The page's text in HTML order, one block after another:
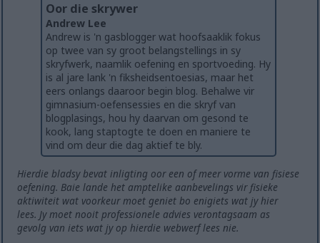
Oor die skrywer
Andrew Lee
Andrew is 'n gasblogger wat hoofsaaklik fokus
op twee van sy groot belangstellings in sy
skryfwerk, naamlik oefening en sportvoeding. Hy
is al jare lank 'n fiksheidsentoesias, maar het
eers onlangs daaroor begin blog. Behalwe vir
gimnasium-oefensessies en die skryf van
blogplasings, hou hy daarvan om gesond te
kook, lang staptogte te doen en maniere te
vind om deur die dag aktief te bly.
Hierdie bladsy bevat inligting oor een of meer vorme van fisiese
oefening. Baie lande het amptelike aanbevelings vir fisieke
aktiwiteit wat voorkeur moet geniet bo enigiets wat jy hier
lees. Jy moet nooit professionele advies verontagsaam as
gevolg van iets wat jy op hierdie webwerf lees nie.